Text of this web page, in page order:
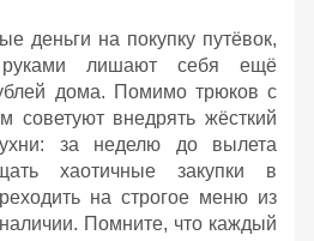
деньги на покупку путёвок,
лишают себя ещё
дома. Помимо трюков с
советуют внедрять жёсткий
за неделю до вылета
хаотичные закупки в
на строгое меню из
Помните, что каждый